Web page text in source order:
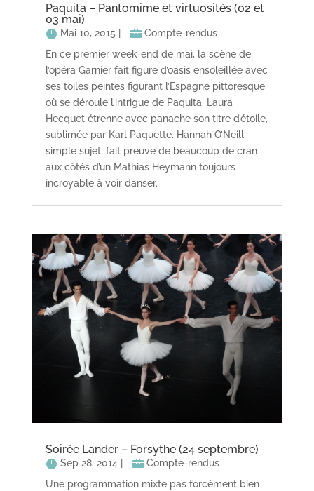
Paquita – Pantomime et virtuosités (02 et
03 mai)
Mai 10, 2015
Compte-rendus
En ce premier week-end de mai, la scène de
l’opéra Garnier fait figure d’oasis ensoleillée avec
ses toiles peintes figurant l’Espagne pittoresque
où se déroule l’intrigue de Paquita. Laura
Hecquet étrenne avec panache son titre d’étoile,
sublimée par Karl Paquette. Hannah O’Neill,
simple sujet, fait preuve de beaucoup de cran
aux côtés d’un Mathias Heymann toujours
incroyable à voir danser.
Soirée Lander – Forsythe (24 septembre)
Sep 28, 2014
Compte-rendus
Une programmation mixte pas forcément bien